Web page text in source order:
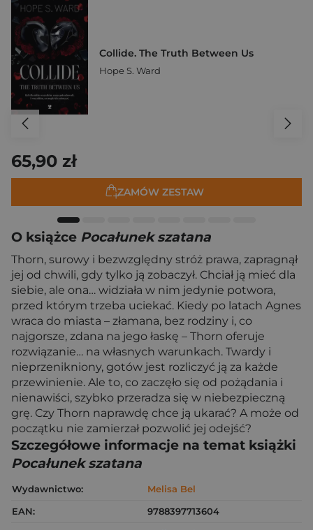
Collide. The Truth Between Us
Hope S. Ward
65,90 zł
ZAMÓW ZESTAW
O książce Pocałunek szatana
Thorn, surowy i bezwzględny stróż prawa, zapragnął
jej od chwili, gdy tylko ją zobaczył. Chciał ją mieć dla
siebie, ale ona… widziała w nim jedynie potwora,
przed którym trzeba uciekać. Kiedy po latach Agnes
wraca do miasta – złamana, bez rodziny i, co
najgorsze, zdana na jego łaskę – Thorn oferuje
rozwiązanie… na własnych warunkach. Twardy i
nieprzenikniony, gotów jest rozliczyć ją za każde
przewinienie. Ale to, co zaczęło się od pożądania i
nienawiści, szybko przeradza się w niebezpieczną
grę. Czy Thorn naprawdę chce ją ukarać? A może od
początku nie zamierzał pozwolić jej odejść?
Szczegółowe informacje na temat książki
Pocałunek szatana
Wydawnictwo:
Melisa Bel
EAN:
9788397713604